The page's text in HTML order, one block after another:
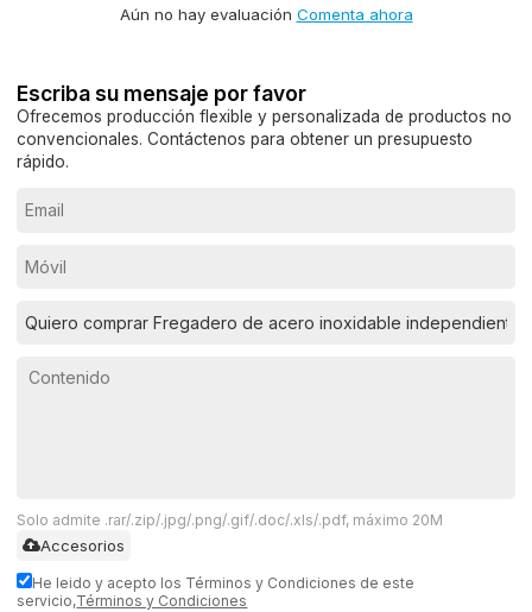
Aún no hay evaluación Comenta ahora
Escriba su mensaje por favor
Ofrecemos producción flexible y personalizada de productos no
convencionales. Contáctenos para obtener un presupuesto
rápido.
Solo admite .rar/.zip/.jpg/.png/.gif/.doc/.xls/.pdf, máximo 20M
Accesorios
He leido y acepto los Términos y Condiciones de este
servicio,Términos y Condiciones